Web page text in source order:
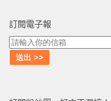
訂閱電子報